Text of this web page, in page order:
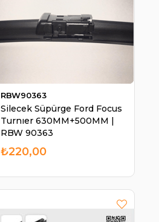
Silecek Süpürge Ford Focus
Turnıer 630MM+500MM |
RBW 90363
RBW90363
₺220,00